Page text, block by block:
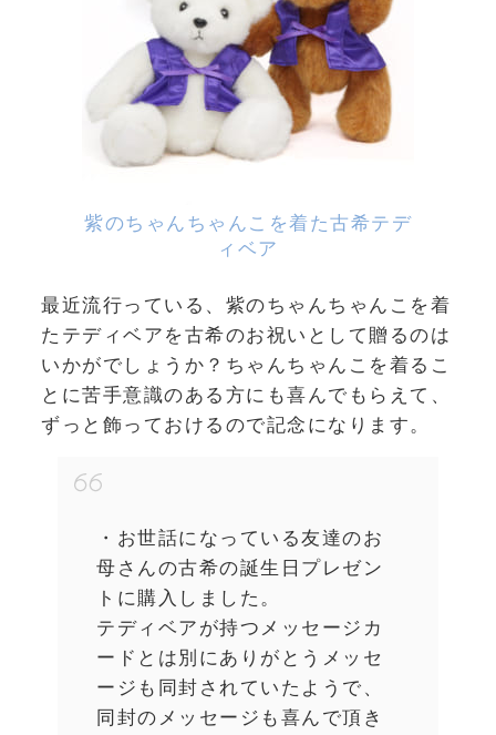
紫のちゃんちゃんこを着た古希テデ
ィベア
最近流行っている、紫のちゃんちゃんこを着
たテディベアを古希のお祝いとして贈るのは
いかがでしょうか？ちゃんちゃんこを着るこ
とに苦手意識のある方にも喜んでもらえて、
ずっと飾っておけるので記念になります。
・お世話になっている友達のお
母さんの古希の誕生日プレゼン
トに購入しました。
テディベアが持つメッセージカ
ードとは別にありがとうメッセ
ージも同封されていたようで、
同封のメッセージも喜んで頂き